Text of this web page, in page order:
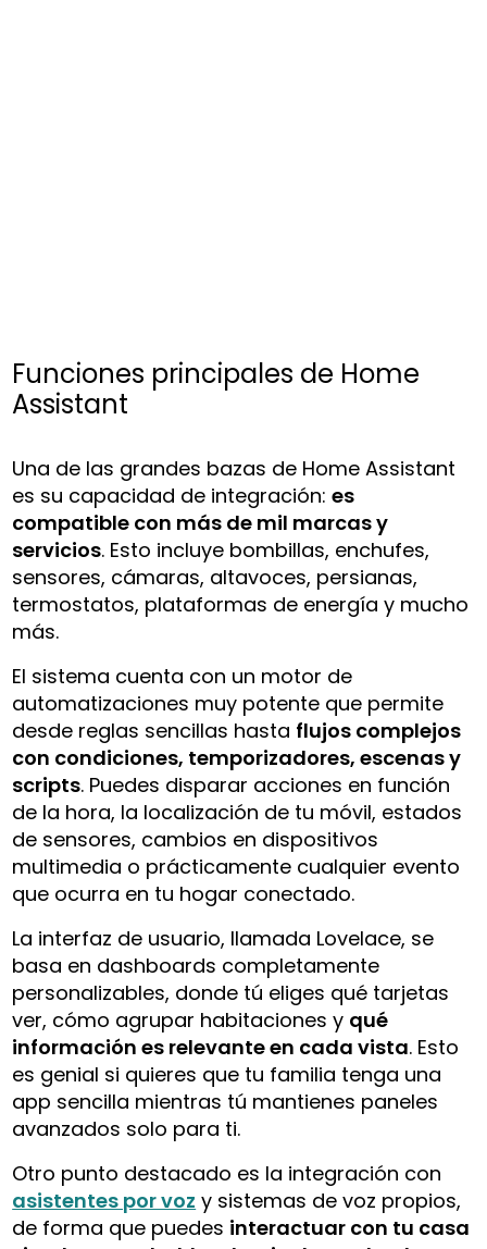
Funciones principales de Home
Assistant
Una de las grandes bazas de Home Assistant
es su capacidad de integración:es
compatible con más de mil marcas y
servicios. Esto incluye bombillas, enchufes,
sensores, cámaras, altavoces, persianas,
termostatos, plataformas de energía y mucho
más.
El sistema cuenta con un motor de
automatizaciones muy potente que permite
desde reglas sencillas hasta flujos complejos
con condiciones, temporizadores, escenas y
scripts. Puedes disparar acciones en función
de la hora, la localización de tu móvil, estados
de sensores, cambios en dispositivos
multimedia o prácticamente cualquier evento
que ocurra en tu hogar conectado.
La interfaz de usuario, llamada Lovelace, se
basa en dashboards completamente
personalizables, donde tú eliges qué tarjetas
ver, cómo agrupar habitaciones y qué
información es relevante en cada vista. Esto
es genial si quieres que tu familia tenga una
app sencilla mientras tú mantienes paneles
avanzados solo para ti.
Otro punto destacado es la integración con
asistentes por voz y sistemas de voz propios,
de forma que puedes interactuar con tu casa